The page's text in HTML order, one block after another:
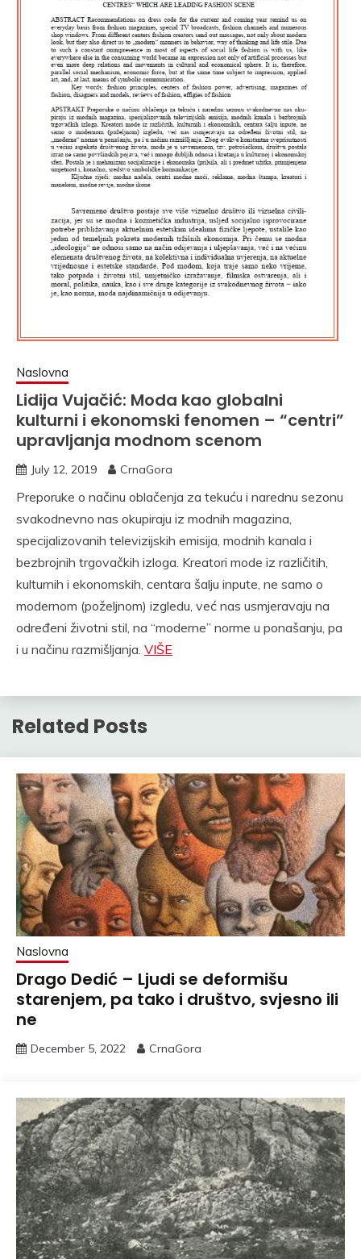
Naslovna
Lidija Vujačić: Moda kao globalni
kulturni i ekonomski fenomen – “centri”
upravljanja modnom scenom
July 12, 2019 CrnaGora
Preporuke o načinu oblačenja za tekuću i narednu sezonu
svakodnevno nas okupiraju iz modnih magazina,
specijalizovanih televizijskih emisija, modnih kanala i
bezbrojnih trgovačkih izloga. Kreatori mode iz različitih,
kulturnih i ekonomskih, centara šalju inpute, ne samo o
modernom (poželjnom) izgledu, već nas usmjeravaju na
određeni životni stil, na “moderne” norme u ponašanju, pa
i u načinu razmišljanja. VIŠE
Related Posts
Naslovna
Drago Dedić – Ljudi se deformišu
starenjem, pa tako i društvo, svjesno ili
ne
December 5, 2022 CrnaGora